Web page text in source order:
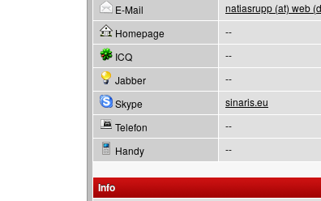
E-Mail
natiasrupp (at) web
Homepage
--
ICQ
--
Jabber
--
Skype
sinaris.eu
Telefon
--
Handy
--
Info